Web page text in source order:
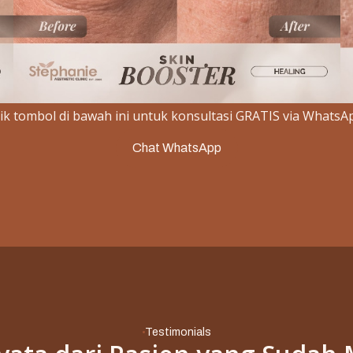
Slide 2 of 3.
tombol di bawah ini untuk konsultasi GRATIS via
Chat WhatsApp
Testimonials